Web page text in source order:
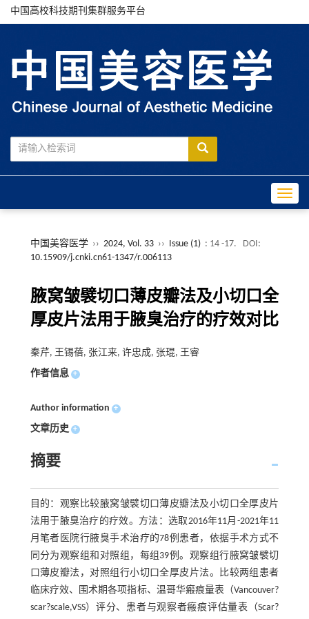
中国高校科技期刊集群服务平台
中国美容医学 ›› 2024, Vol. 33 ›› Issue (1) : 14 -17.
DOI:
10.15909/j.cnki.cn61-1347/r.006113
腋窝皱襞切口薄皮瓣法及小切口全
厚皮片法用于腋臭治疗的疗效对比
秦芹, 王锡蓓, 张江来, 许忠成, 张琨, 王睿
作者信息 +
Author information +
文章历史 +
摘要
目的：观察比较腋窝皱襞切口薄皮瓣法及小切口全厚皮片
法用于腋臭治疗的疗效。方法：选取2016年11月-2021年11
月笔者医院行腋臭手术治疗的78例患者，依据手术方式不
同分为观察组和对照组，每组39例。观察组行腋窝皱襞切
口薄皮瓣法，对照组行小切口全厚皮片法。比较两组患者
临床疗效、围术期各项指标、温哥华瘢痕量表（Vancouver?
scar?scale,VSS）评分、患者与观察者瘢痕评估量表（Scar?